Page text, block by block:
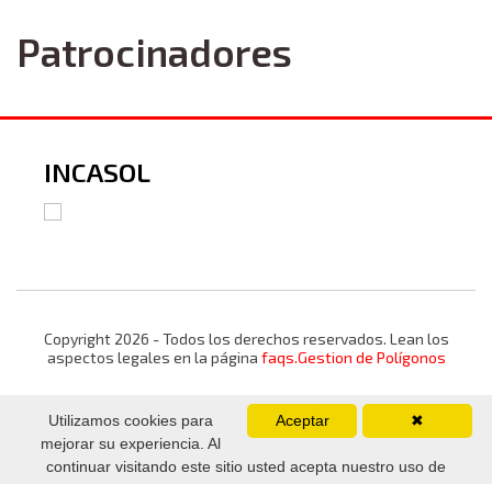
Patrocinadores
INCASOL
Copyright 2026 - Todos los derechos reservados. Lean los
aspectos legales en la página faqs.Gestion de Polígonos
✖
Aceptar
Utilizamos cookies para
mejorar su experiencia. Al
continuar visitando este sitio usted acepta nuestro uso de